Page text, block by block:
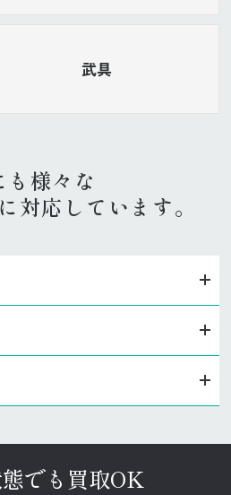
武具
も様々な
対応しています。
でも買取OK